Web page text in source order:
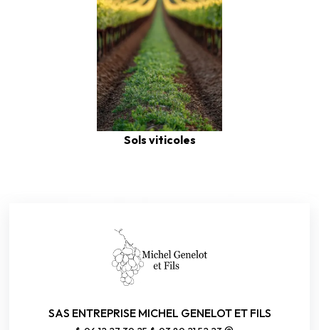
Sols viticoles
SAS ENTREPRISE MICHEL GENELOT ET FILS